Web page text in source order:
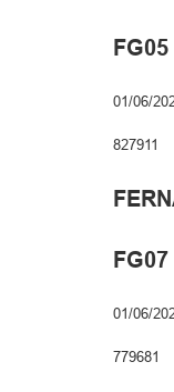
FG05
01/06/
827911
FG07
01/06/
779681